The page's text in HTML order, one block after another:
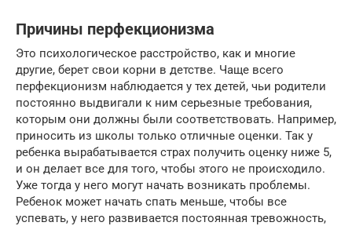
Причины перфекционизма
Это психологическое расстройство, как и многие
другие, берет свои корни в детстве. Чаще всего
перфекционизм наблюдается у тех детей, чьи родители
постоянно выдвигали к ним серьезные требования,
которым они должны были соответствовать. Например,
приносить из школы только отличные оценки. Так у
ребенка вырабатывается страх получить оценку ниже 5,
и он делает все для того, чтобы этого не происходило.
Уже тогда у него могут начать возникать проблемы.
Ребенок может начать спать меньше, чтобы все
успевать, у него развивается постоянная тревожность,